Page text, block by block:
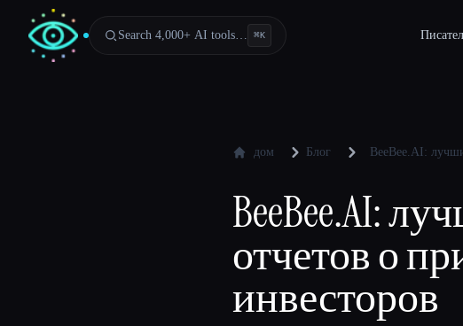
Search 4,000+ AI tools… ⌘K
дом Блог BeeBee.AI:
BeeBee.AI:
отчетов о
инвесторов